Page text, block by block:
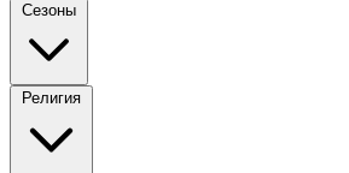
Сезоны
Религия